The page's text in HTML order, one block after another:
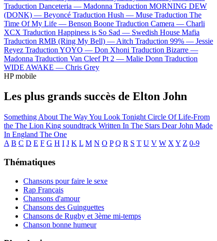
Traduction Danceteria — Madonna Traduction MORNING DEW
(DONK) — Beyoncé Traduction Hush — Muse Traduction The
Time Of My Life — Benson Boone Traduction Camera — Charli
XCX Traduction Happiness is So Sad — Swedish House Mafia
Traduction RMB (Ring My Bell) — Aitch Traduction 99% — Jessie
Reyez Traduction YOYO — Don Xhoni Traduction Bizarre —
Madonna Traduction Van Cleef Pt 2 — Malie Donn Traduction
WIDE AWAKE — Chris Grey
HP mobile
Les plus grands succès de Elton John
Something About The Way You Look Tonight Circle Of Life-From
the The Lion King soundtrack Written In The Stars Dear John Made
In England The One
A B C D E F G H I J K L M N O P Q R S T U V W X Y Z 0-9
Thématiques
Chansons pour faire le sexe
Rap Français
Chansons d'amour
Chansons des Guinguettes
Chansons de Rugby et 3ème mi-temps
Chanson bonne humeur